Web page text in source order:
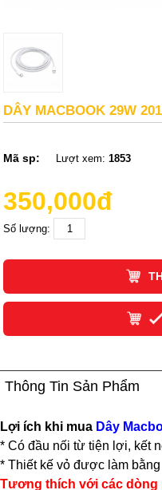
DÂY MACBOOK 29W
Mã sp: Lượt xem:1853
350,000đ
Số lượng:
Thông Tin Sản Phẩm
Lợi ích khi mua Dây
* Có đầu nối từ tiện lợi, kết
* Thiết kế vỏ được làm
Tương thích với các dòng